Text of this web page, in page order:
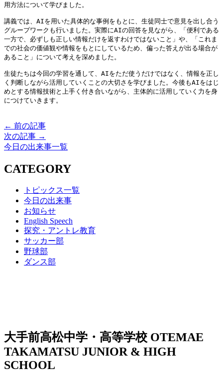
用方法について学びました。
講義では、AIを用いた具体的な事例をもとに、生徒同士で意見を出し合う
グループワークも行いました。実際にAIの回答を見ながら、「便利である
一方で、必ずしも正しい情報だけを返すわけではないこと」や、「これま
での社会の価値観や情報をもとにしているため、偏った答えが出る場合が
あること」について考えを深めました。
生徒たちは今回の学習を通して、AIをただ使うだけではなく、情報を正し
く判断しながら活用していくことの大切さを学びました。今後もAIをはじ
めとする情報技術と上手く付き合いながら、主体的に活用していく力を身
につけていきます。
← 前の記事
次の記事 →
今日の出来事一覧
CATEGORY
トピックス一覧
今日の出来事
お知らせ
English Speech
探究・アントレ教育
サッカー部
野球部
ダンス部
大手前高松中学・高等学校 OTEMAE
TAKAMATSU JUNIOR & HIGH
SCHOOL